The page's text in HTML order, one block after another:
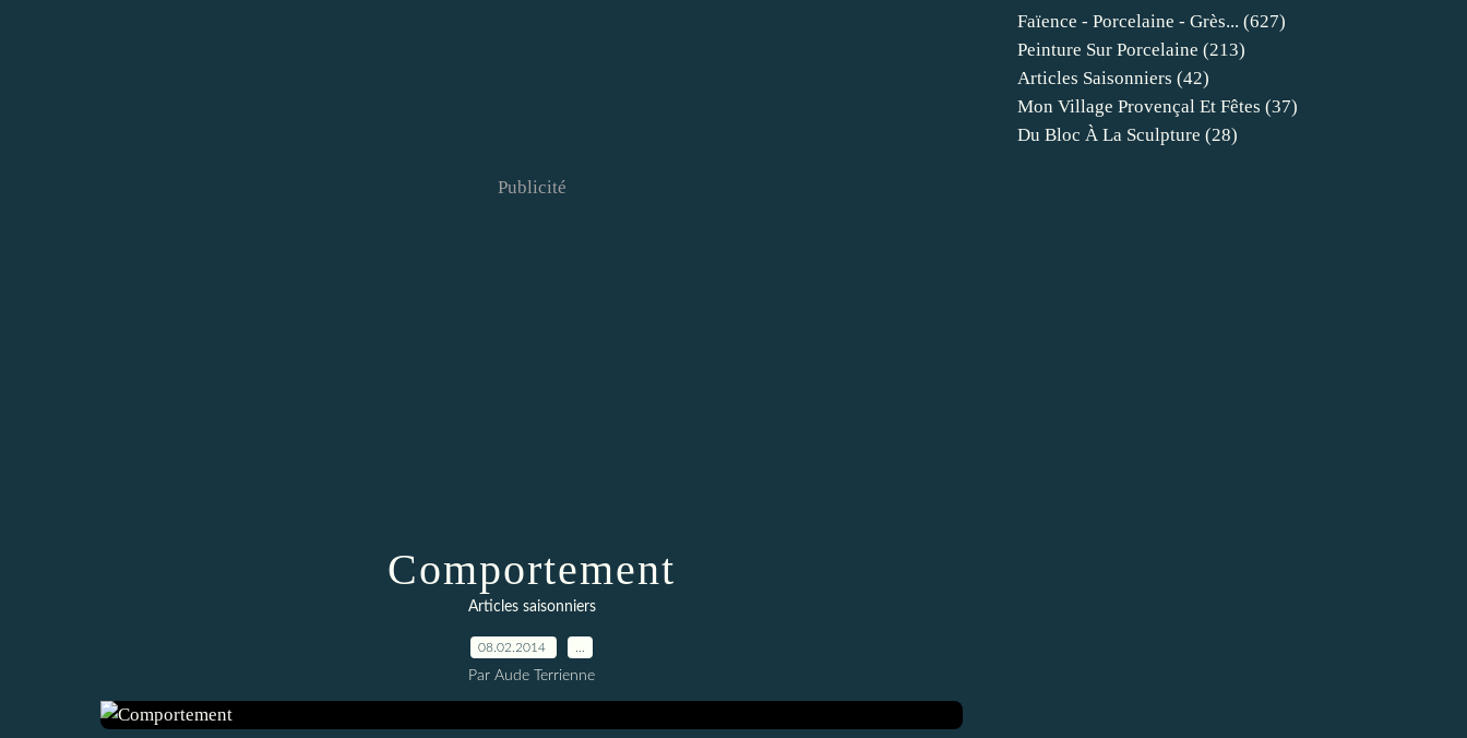
Publicité
Comportement
Articles saisonniers
08.02.2014
Par Aude Terrienne
Faïence - Porcelaine - Grès... (627)
Peinture Sur Porcelaine (213)
Articles Saisonniers (42)
Mon Village Provençal Et Fêtes (37)
Du Bloc À La Sculpture (28)